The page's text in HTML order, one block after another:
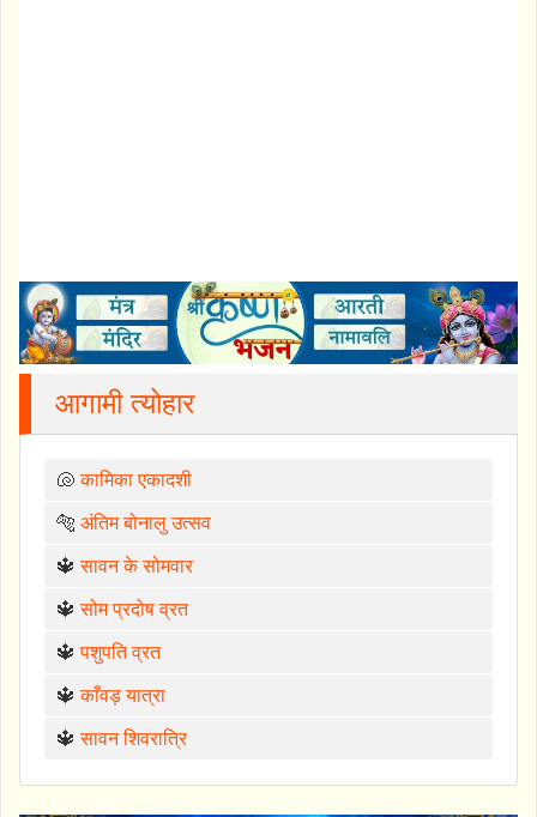
आगामी त्योहार
🐚कामिका एकादशी
🐅 अंतिम बोनालु उत्सव
🔱सावन के सोमवार
🔱सोम प्रदोष व्रत
🔱पशुपति व्रत
🔱काँवड़ यात्रा
🔱सावन शिवरात्रि